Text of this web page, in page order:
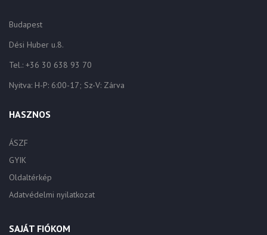
Budapest
Dési Huber u.8.
Tel.: +36 30 638 93 70
Nyitva: H-P: 6:00-17; Sz-V: Zárva
HASZNOS
ÁSZF
GYIK
Oldaltérkép
Adatvédelmi nyilatkozat
SAJÁT FIÓKOM